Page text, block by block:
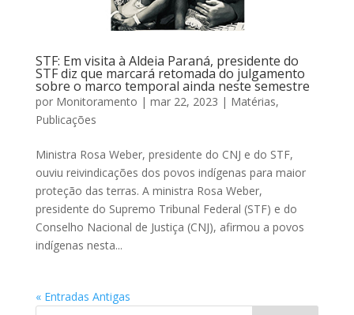
STF: Em visita à Aldeia Paraná, presidente do
STF diz que marcará retomada do julgamento
sobre o marco temporal ainda neste semestre
por Monitoramento | mar 22, 2023 | Matérias,
Publicações
Ministra Rosa Weber, presidente do CNJ e do STF,
ouviu reivindicações dos povos indígenas para maior
proteção das terras. A ministra Rosa Weber,
presidente do Supremo Tribunal Federal (STF) e do
Conselho Nacional de Justiça (CNJ), afirmou a povos
indígenas nesta...
« Entradas Antigas